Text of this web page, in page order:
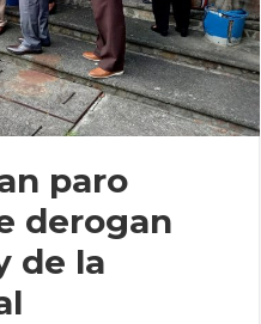
paro
derogan
de la